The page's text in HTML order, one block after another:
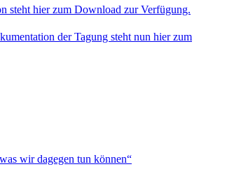
steht hier zum Download zur Verfügung.
der Tagung steht nun hier zum
wir dagegen tun können“